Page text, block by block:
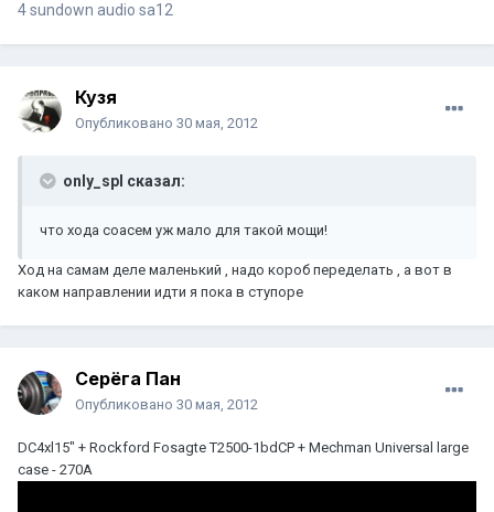
4 sundown audio sa12
Кузя
Опубликовано 30 мая, 2012
only_spl сказал:
что хода соасем уж мало для такой мощи!
Ход на самам деле маленький , надо короб переделать , а вот в
каком направлении идти я пока в ступоре
Серёга Пан
Опубликовано 30 мая, 2012
DC4xl15" + Rockford Fosagte T2500-1bdCP + Mechman Universal large
case - 270А